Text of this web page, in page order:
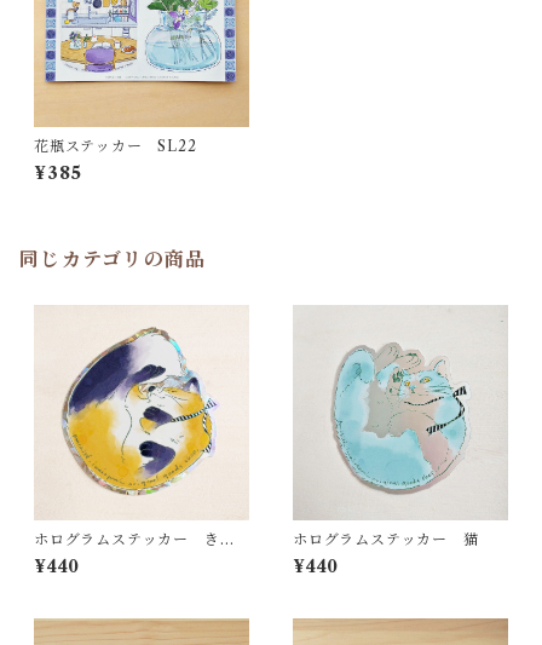
花瓶ステッカー SL22
¥385
同じカテゴリの商品
ホログラムステッカー きつ
ね
¥440
ホログラムステッカー 猫
¥440